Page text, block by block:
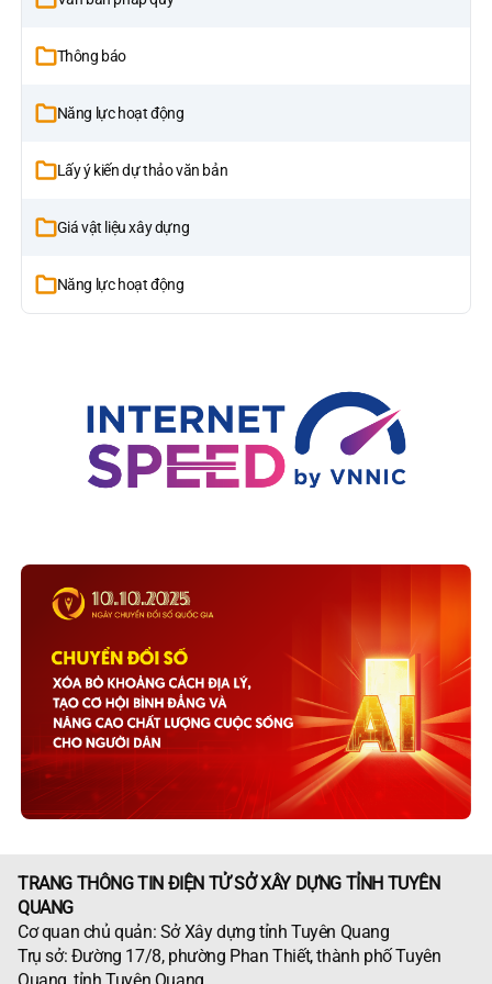
Thông báo
Năng lực hoạt động
Lấy ý kiến dự thảo văn bản
Giá vật liệu xây dựng
Năng lực hoạt động
TRANG THÔNG TIN ĐIỆN TỬ SỞ XÂY DỰNG TỈNH TUYÊN
QUANG
Cơ quan chủ quản: Sở Xây dựng tỉnh Tuyên Quang
Trụ sở: Đường 17/8, phường Phan Thiết, thành phố Tuyên
Quang, tỉnh Tuyên Quang